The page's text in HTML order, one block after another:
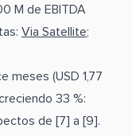
M de EBITDA
Via Satellite;
meses (USD 1,77
33 %:
de [7] a [9].